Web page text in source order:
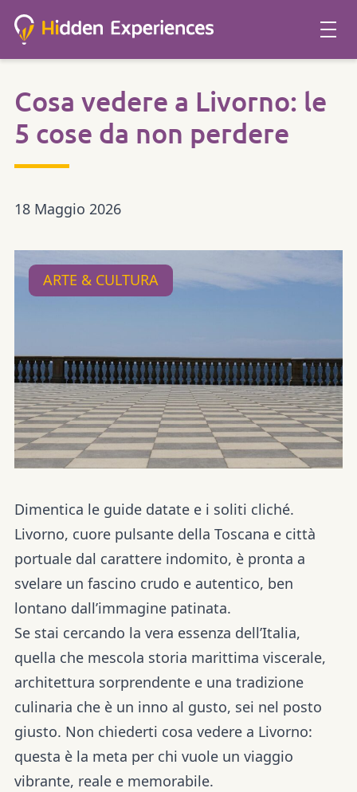
Cosa vedere a Livorno: le
5 cose da non perdere
18 Maggio 2026
ARTE & CULTURA
Dimentica le guide datate e i soliti cliché.
Livorno, cuore pulsante della Toscana e città
portuale dal carattere indomito, è pronta a
svelare un fascino crudo e autentico, ben
lontano dall’immagine patinata.
Se stai cercando la vera essenza dell’Italia,
quella che mescola storia marittima viscerale,
architettura sorprendente e una tradizione
culinaria che è un inno al gusto, sei nel posto
giusto. Non chiederti cosa vedere a Livorno:
questa è la meta per chi vuole un viaggio
vibrante, reale e memorabile.